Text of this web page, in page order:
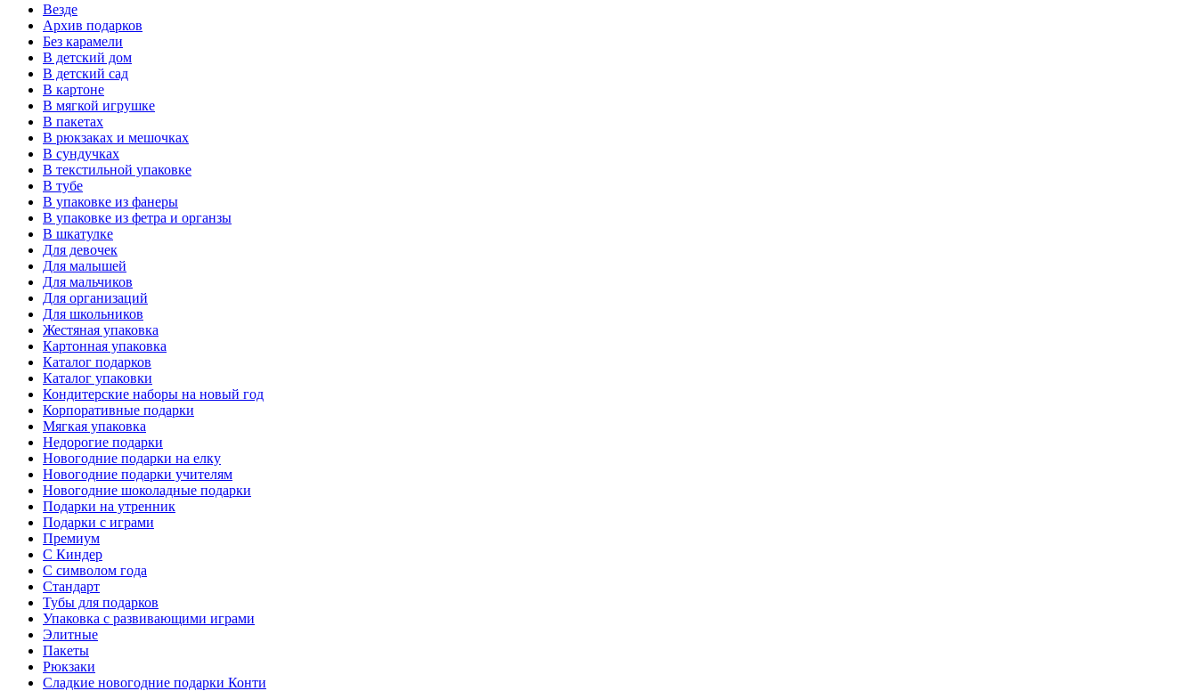
Везде
Архив подарков
Без карамели
В детский дом
В детский сад
В картоне
В мягкой игрушке
В пакетах
В рюкзаках и мешочках
В сундучках
В текстильной упаковке
В тубе
В упаковке из фанеры
В упаковке из фетра и органзы
В шкатулке
Для девочек
Для малышей
Для мальчиков
Для организаций
Для школьников
Жестяная упаковка
Картонная упаковка
Каталог подарков
Каталог упаковки
Кондитерские наборы на новый год
Корпоративные подарки
Мягкая упаковка
Недорогие подарки
Новогодние подарки на елку
Новогодние подарки учителям
Новогодние шоколадные подарки
Подарки на утренник
Подарки с играми
Премиум
С Киндер
С символом года
Стандарт
Тубы для подарков
Упаковка с развивающими играми
Элитные
Пакеты
Рюкзаки
Сладкие новогодние подарки Конти